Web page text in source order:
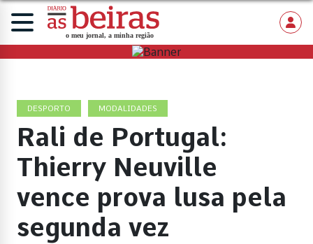
DESPORTO MODALIDADES
Rali de Portugal:
Thierry Neuville
vence prova lusa pela
segunda vez